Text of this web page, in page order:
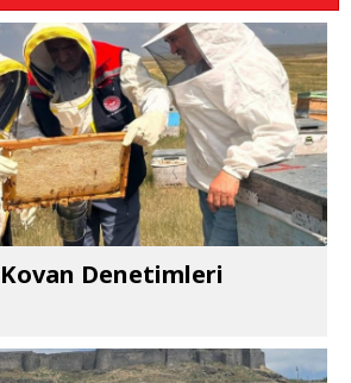
Kovan Denetimleri